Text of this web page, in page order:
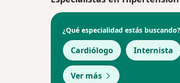
¿Qué especialidad estás buscando?
Cardiólogo Internista
Ver más